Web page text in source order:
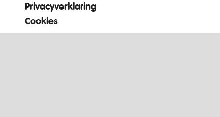
Privacyverklaring
Cookies